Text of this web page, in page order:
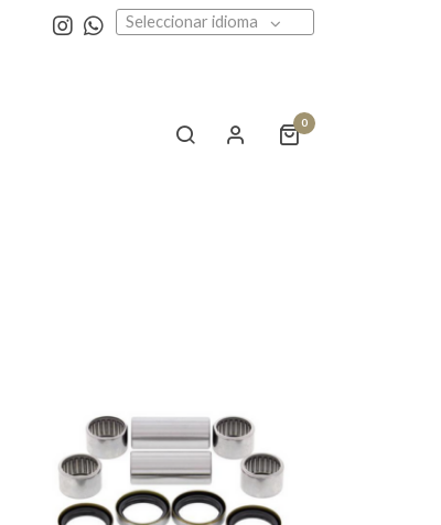
Seleccionar idioma
0